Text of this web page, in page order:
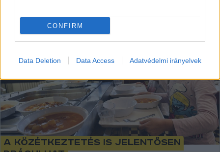
CONFIRM
Data Deletion Data Access Adatvédelmi irányelvek
A közétkeztetés is jelentősen